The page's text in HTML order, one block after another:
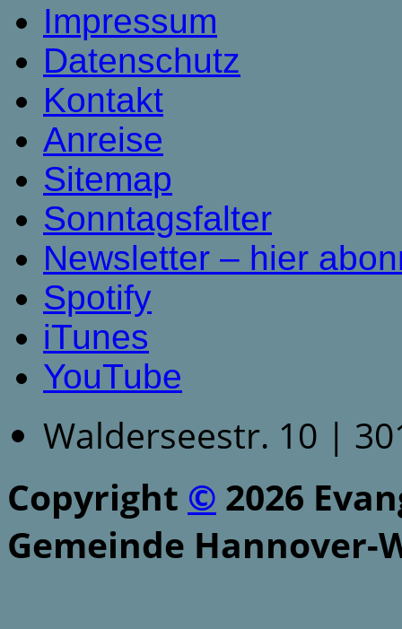
Impressum
Datenschutz
Kontakt
Anreise
Sitemap
Sonntagsfalter
Newsletter – hier
Spotify
iTunes
YouTube
Walderseestr. 10 |
Copyright © 2026
Gemeinde Hannover-